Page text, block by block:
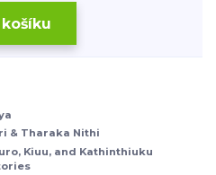
& Tharaka Nithi
Kiuu, and Kathinthiuku